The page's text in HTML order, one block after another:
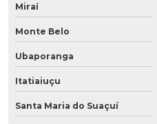
Miraí
Monte Belo
Ubaporanga
Itatiaiuçu
Santa Maria do Suaçuí